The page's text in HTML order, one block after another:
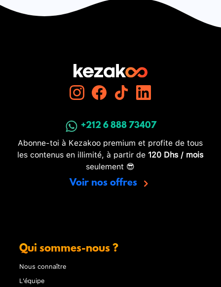
+212 6 888 73407
Abonne-toi à Kezakoo premium et profite de tous
les contenus en illimité, à partir de 120 Dhs / mois
seulement 😎
Voir nos offres
Qui sommes-nous ?
Nous connaître
L'équipe